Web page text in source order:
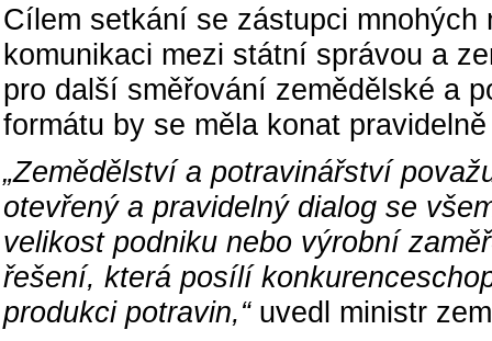
Cílem setkání se zástupci
komunikaci mezi státní správou a
pro další směřování zemědělské a
formátu by se měla konat
„Zemědělství a potravinářství
otevřený a pravidelný dialog se
velikost podniku nebo výrobní
řešení, která posílí
produkci potravin,“uvedl ministr